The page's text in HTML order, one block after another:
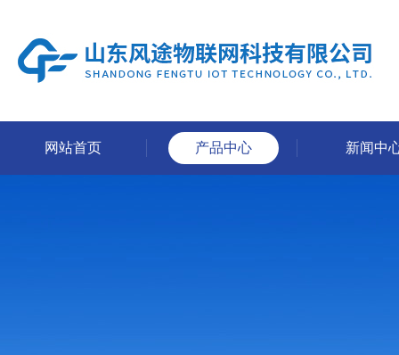
网站首页 产品中心 新闻中